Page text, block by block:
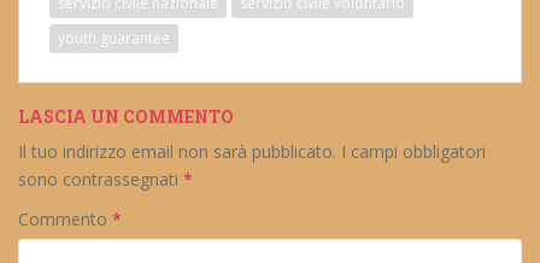
youth guarantee
LASCIA UN COMMENTO
Il tuo indirizzo email non sarà pubblicato. I campi obbligatori
sono contrassegnati *
Commento *